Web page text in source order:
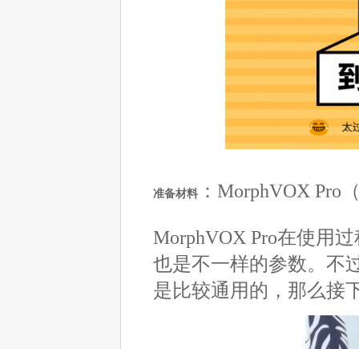
准备材料 ：MorphVOX Pro
MorphVOX Pro在使用
也是不一样的参数。不
是比较通用的，那么接